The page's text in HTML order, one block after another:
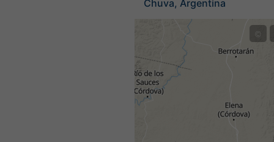
Chuva, Argentina
©